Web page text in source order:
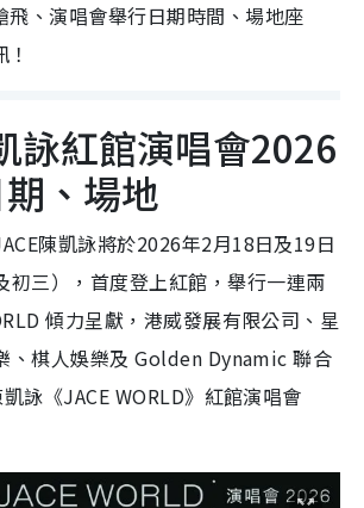
飛、演唱會舉行日期時間、場地座
詠紅館演唱會2026
期、場地
陳凱詠將於2026年2月18日及19日
初三），首度登上紅館，舉行一連兩
傾力呈獻，港威發展有限公司、星
、棋人娛樂及 Golden Dynamic 聯合
詠《JACE WORLD》紅館演唱會